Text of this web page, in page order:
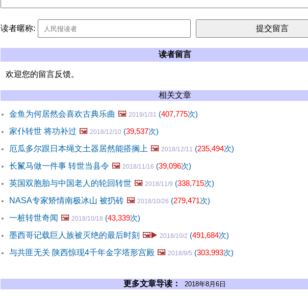
读者暱称:
读者留言
欢迎您的留言反馈。
相关文章
金鱼为何居然会喜欢古典乐曲 🖼️ 2019/1/31 (407,775次)
家仆转世 将功补过 🖼️ 2018/12/10 (39,537次)
厄瓜多尔跟日本绳文土器居然能搭搁上 🖼️ 2018/12/11 (235,494次)
长鬣马做一件事 转世当县令 🖼️ 2018/11/16 (39,096次)
英国双胞胎与中国老人的轮回转世 🖼️ 2018/11/9 (338,715次)
NASA专家矫情南极冰山 被扔砖 🖼️ 2018/10/26 (279,471次)
一桩转世奇闻 🖼️ 2018/10/18 (43,339次)
墨西哥记载巨人族被灭绝的最后时刻 🖼️▶️ 2018/10/2 (491,684次)
与共匪无关 陕西惊现4千年金字塔形宫殿 🖼️ 2018/9/5 (303,993次)
更多文章导读： 2018年8月6日